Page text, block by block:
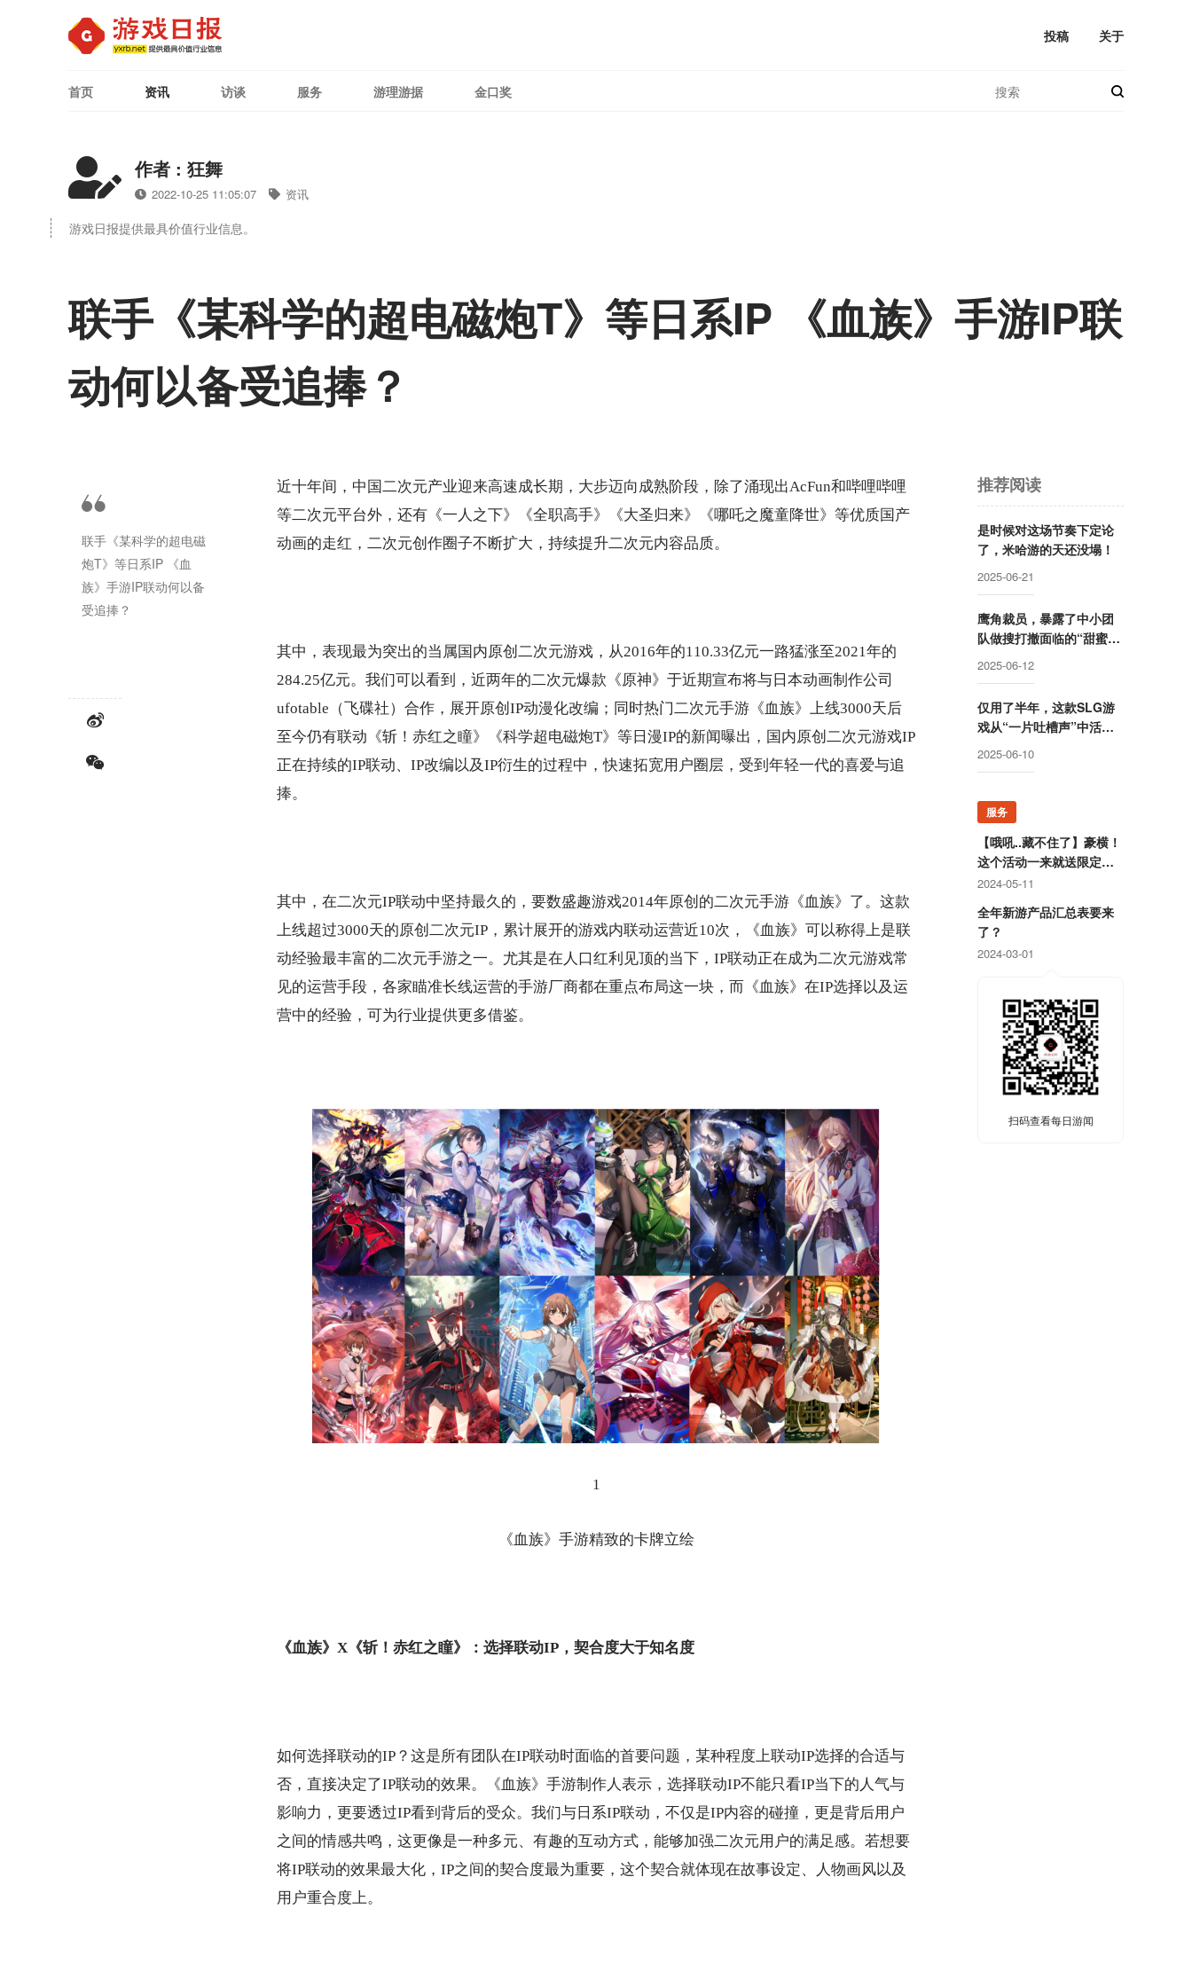
投稿 关于
首页 资讯 访谈 服务 游理游据 金口奖
作者 : 狂舞
2022-10-25 11:05:07 资讯
游戏日报提供最具价值行业信息。
联手《某科学的超电磁炮T》等日系IP 《血族》手游IP联
动何以备受追捧？
联手《某科学的超电磁
炮T》等日系IP 《血
族》手游IP联动何以备
受追捧？
近十年间，中国二次元产业迎来高速成长期，大步迈向成熟阶段，除了涌现出AcFun和哔哩哔哩
等二次元平台外，还有《一人之下》《全职高手》《大圣归来》《哪吒之魔童降世》等优质国产
动画的走红，二次元创作圈子不断扩大，持续提升二次元内容品质。
其中，表现最为突出的当属国内原创二次元游戏，从2016年的110.33亿元一路猛涨至2021年的
284.25亿元。我们可以看到，近两年的二次元爆款《原神》于近期宣布将与日本动画制作公司
ufotable（飞碟社） 合作，展开原创IP动漫化改编 ； 同时热门二次元手游《血族》上线3000天后
至今仍有联动《斩！赤红之瞳》《科学超电磁炮T》 等日漫IP的新闻曝出 ， 国内原创二次元游戏IP
正在持续的IP联动、IP改编以及IP衍生的过程中，快速拓宽用户圈层，受到年轻一代的喜爱与追
捧。
其中，在二次元IP联动中坚持最久的，要数盛趣游戏2014年原创的二次元手游《血族》了。这款
上线超过3000天的原创二次元IP ，累计展开的游戏内联动运营近10次，《血族》可以称得上是联
动经验最丰富的二次元手游之一。尤其是在人口红利见顶的当下，IP联动正在成为二次元游戏常
见的运营手段，各家瞄准长线运营的手游厂商都在重点布局这一块，而《血族》在IP选择以及运
营中的经验，可为行业提供更多借鉴。
1
《血族》手游精致的卡牌立绘
《血族》X《斩！赤红之瞳》：选择联动IP ，契合度大于知名度
如何选择联动的IP ？这是所有团队在IP联动时面临的首要问题，某种程度上联动IP选择的合适与
否，直接决定了IP联动的效果。《血族》手游制作人表示， 选择联动IP不能只看IP当下的人气与
影响力 ， 更要透过IP看到背后的受众。 我们与日系IP联动，不仅是IP内容的碰撞，更是背后用户
之间的情感共鸣，这更像是一种多元、有趣的互动方式，能够加强二次元用户的满足感。若想要
将IP联动的效果最大化， IP之间的契合度最为重要，这个契合就体现在故事设定、人物画风以及
用户重合度上。
推荐阅读
是时候对这场节奏下定论
了，米哈游的天还没塌！
2025-06-21
鹰角裁员，暴露了中小团
队做搜打撤面临的“甜蜜毒
药”
2025-06-12
仅用了半年，这款SLG游
戏从“一片吐槽声”中活过
来了
2025-06-10
服务
【哦吼..藏不住了】豪横！
这个活动一来就送限定游
戏周边！
2024-05-11
全年新游产品汇总表要来
了？
2024-03-01
扫码查看每日游闻